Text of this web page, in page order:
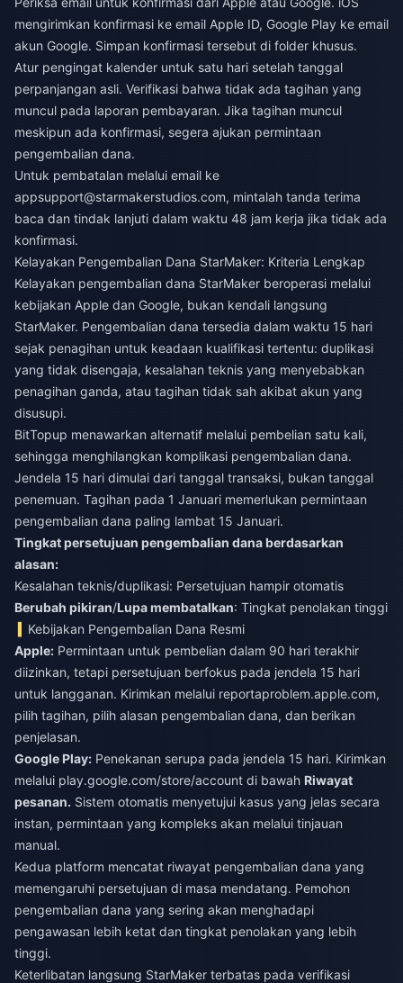
mengirimkan konfirmasi ke email Apple ID, Google Play ke email
akun Google. Simpan konfirmasi tersebut di folder khusus.
Atur pengingat kalender untuk satu hari setelah tanggal
perpanjangan asli. Verifikasi bahwa tidak ada tagihan yang
muncul pada laporan pembayaran. Jika tagihan muncul
meskipun ada konfirmasi, segera ajukan permintaan
pengembalian dana.
Untuk pembatalan melalui email ke
appsupport@starmakerstudios.com, mintalah tanda terima
baca dan tindak lanjuti dalam waktu 48 jam kerja jika tidak ada
konfirmasi.
Kelayakan Pengembalian Dana StarMaker: Kriteria Lengkap
Kelayakan pengembalian dana StarMaker beroperasi melalui
kebijakan Apple dan Google, bukan kendali langsung
StarMaker. Pengembalian dana tersedia dalam waktu 15 hari
sejak penagihan untuk keadaan kualifikasi tertentu: duplikasi
yang tidak disengaja, kesalahan teknis yang menyebabkan
penagihan ganda, atau tagihan tidak sah akibat akun yang
disusupi.
BitTopup menawarkan alternatif melalui pembelian satu kali,
sehingga menghilangkan komplikasi pengembalian dana.
Jendela 15 hari dimulai dari tanggal transaksi, bukan tanggal
penemuan. Tagihan pada 1 Januari memerlukan permintaan
pengembalian dana paling lambat 15 Januari.
Tingkat persetujuan pengembalian dana berdasarkan
alasan:
Kesalahan teknis/duplikasi: Persetujuan hampir otomatis
Berubah pikiran/Lupa membatalkan: Tingkat penolakan tinggi
Kebijakan Pengembalian Dana Resmi
Apple: Permintaan untuk pembelian dalam 90 hari terakhir
diizinkan, tetapi persetujuan berfokus pada jendela 15 hari
untuk langganan. Kirimkan melalui reportaproblem.apple.com,
pilih tagihan, pilih alasan pengembalian dana, dan berikan
penjelasan.
Google Play: Penekanan serupa pada jendela 15 hari. Kirimkan
melalui play.google.com/store/account di bawah Riwayat
pesanan. Sistem otomatis menyetujui kasus yang jelas secara
instan, permintaan yang kompleks akan melalui tinjauan
manual.
Kedua platform mencatat riwayat pengembalian dana yang
memengaruhi persetujuan di masa mendatang. Pemohon
pengembalian dana yang sering akan menghadapi
pengawasan lebih ketat dan tingkat penolakan yang lebih
tinggi.
Keterlibatan langsung StarMaker terbatas pada verifikasi